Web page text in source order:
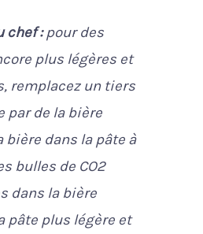
chef :pour des
plus légères et
remplacez un tiers
par de la bière
bière dans la pâte à
bulles de CO2
dans la bière
pâte plus légère et